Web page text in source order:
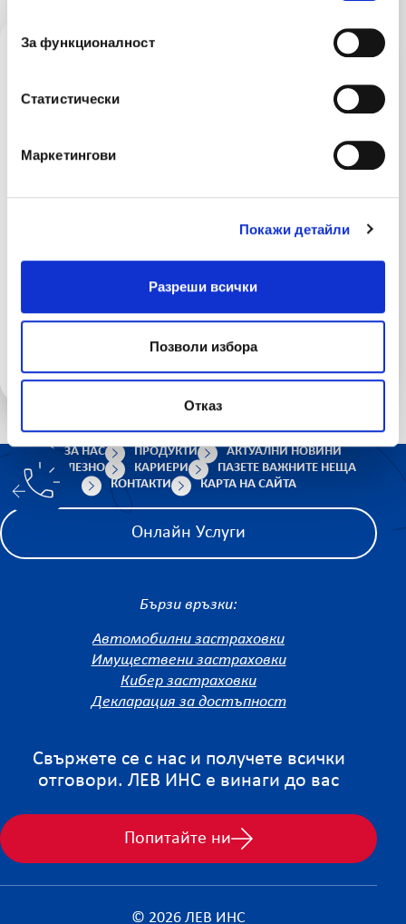
За функционалност
Статистически
Маркетингови
Покажи детайли
Разреши всички
Позволи избора
Отказ
06 авг 2026
Предстои ви почивка? Ето как да подготвите
„Помощ при пътуване в чужбина“ с бонус
Няколко съвета за подготовка от опитни
пътешественици
ЗА НАС ПРОДУКТИ
АКТУАЛНИ НОВИНИ
ПОЛЕЗНО
КАРИЕРИ
ПАЗЕТЕ ВАЖНИТЕ НЕЩА
КОНТАКТИ
КАРТА НА САЙТА
Онлайн Услуги
Бързи връзки:
Автомобилни застраховки
Имуществени застраховки
Кибер застраховки
Декларация за достъпност
Свържете се с нас и получете всички
отговори. ЛЕВ ИНС е винаги до вас
Попитайте ни
© 2026 ЛЕВ ИНС